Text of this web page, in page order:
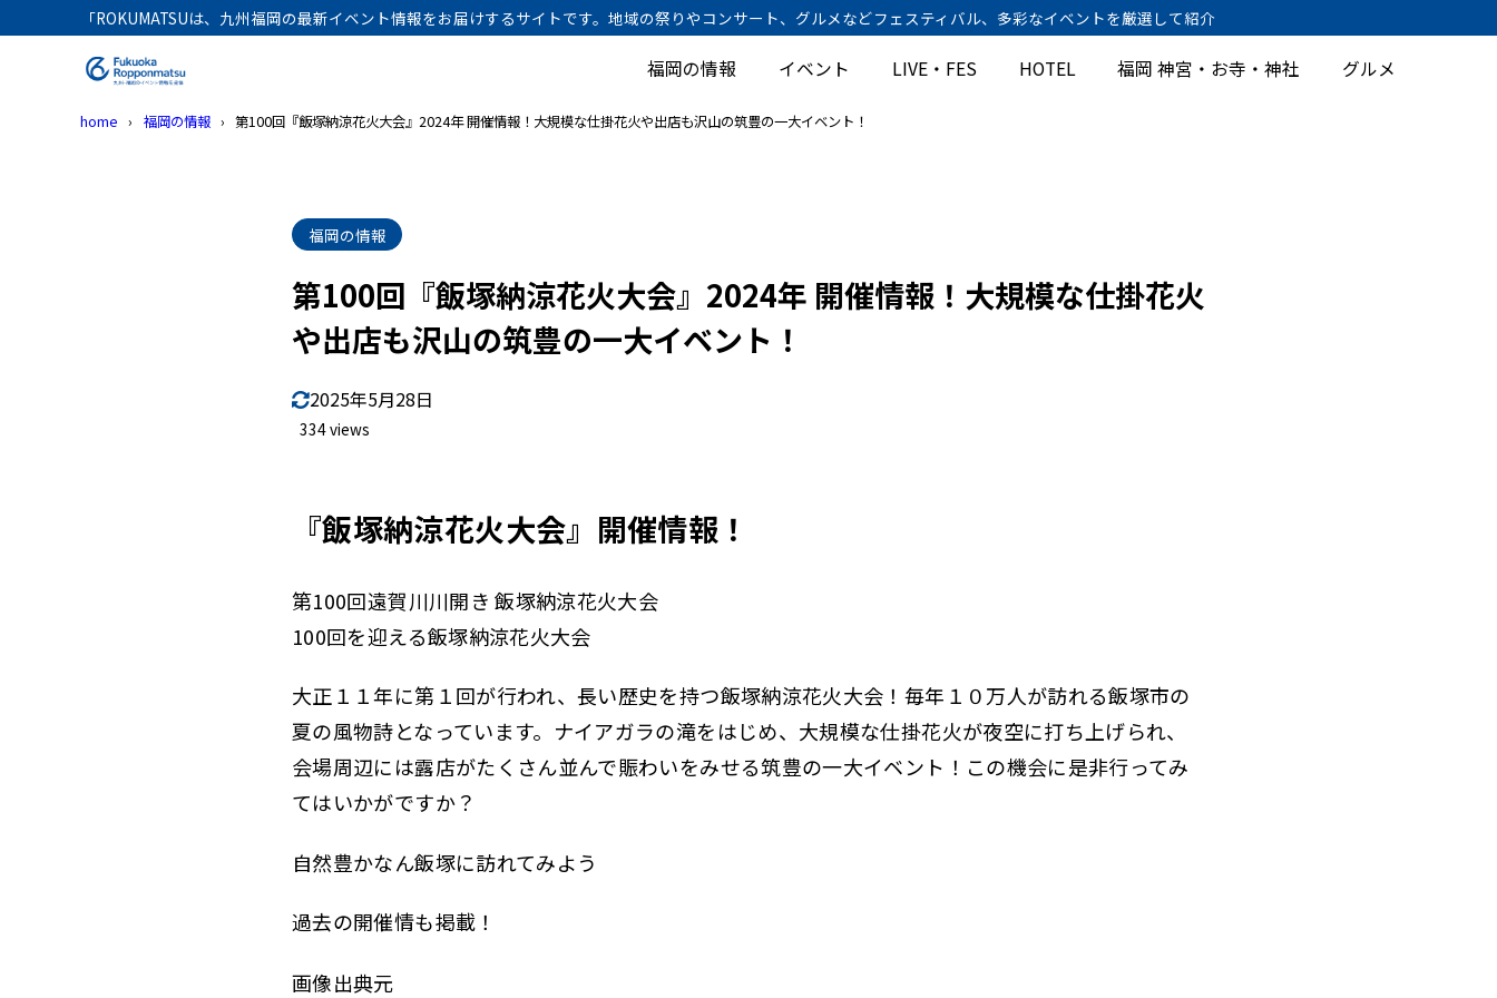
「ROKUMATSUは、九州福岡の最新イベント情報をお届けするサイトです。地域の祭りやコンサート、グルメなどフェスティバル、多彩なイベントを厳選して紹介
福岡の情報 イベント LIVE・FES HOTEL 福岡 神宮・お寺・神社 グルメ
home 福岡の情報 第100回『飯塚納涼花火大会』2024年 開催情報！大規模な仕掛花火や出店も沢山の筑豊の一大イベント！
福岡の情報
第100回『飯塚納涼花火大会』2024年 開催情報！大規模な仕掛花火
や出店も沢山の筑豊の一大イベント！
2025年5月28日
334 views
『飯塚納涼花火大会』開催情報！
第100回遠賀川川開き 飯塚納涼花火大会
100回を迎える飯塚納涼花火大会
大正１１年に第１回が行われ、長い歴史を持つ飯塚納涼花火大会！毎年１０万人が訪れる飯塚市の
夏の風物詩となっています。ナイアガラの滝をはじめ、大規模な仕掛花火が夜空に打ち上げられ、
会場周辺には露店がたくさん並んで賑わいをみせる筑豊の一大イベント！この機会に是非行ってみ
てはいかがですか？
自然豊かなん飯塚に訪れてみよう
過去の開催情も掲載！
画像出典元